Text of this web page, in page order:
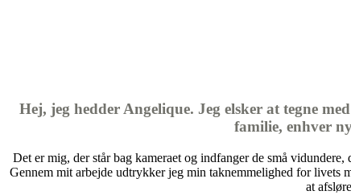
Hej, jeg hedder Angelique. Jeg elsker at tegne
familie, enhver
Det er mig, der står bag kameraet og indfanger de små
Gennem mit arbejde udtrykker jeg min taknemmelighed for livets
at